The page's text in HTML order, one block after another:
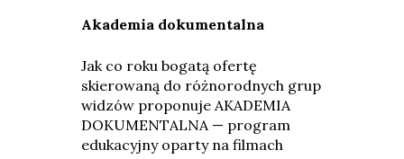
Akademia dokumentalna
Jak co roku bogatą ofertę
skierowaną do różnorodnych grup
widzów proponuje AKADEMIA
DOKUMENTALNA — program
edukacyjny oparty na filmach